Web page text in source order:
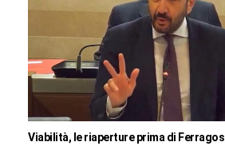
Viabilità, le riaperture prima di